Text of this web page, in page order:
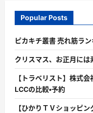
Popular Posts
ピカキチ叢書 売れ筋ラ
クリスマス、お正月に
【トラベリスト】株式
LCCの比較・予約
【ひかりＴＶショッピン